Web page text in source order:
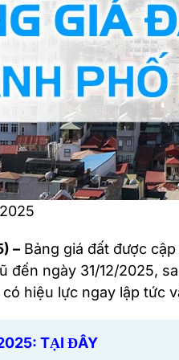
– Bảng giá đất được
đến ngày 31/12/2025,
hiệu lực ngay lập tức
TẠI ĐÂY